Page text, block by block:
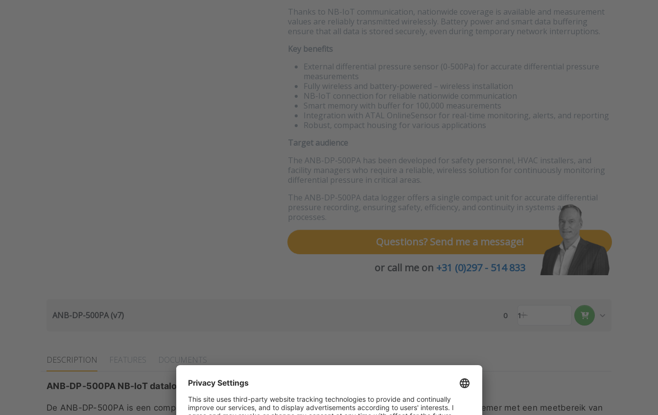
Thanks to NB-IoT communication, nationwide coverage is available and measurement
values ​​are reliably transmitted wirelessly. Battery power and smart data buffering
ensure that all data is stored securely, even during temporary network interruptions.
Key benefits
External differential pressure sensor (0-500Pa) for accurate differential pressure
measurements
Fully wireless and battery-powered – wireless installation
NB-IoT connection for reliable nationwide communication
Smart memory with buffer for 100,000 measurements
Integration with ATAL OnlineSensor for real-time monitoring, alerts, and reporting
Robust, compact housing for various applications
Target audience
The ANB-DP-500PA has been developed for safety personnel, HVAC installers, and
facility managers who require a reliable, wireless solution for continuously monitoring
differential pressure in critical areas.
The ANB-DP-500PA data logger offers a single compact unit for accurate differential
pressure recording, ensuring safety, efficiency, and continuity in systems and
processes.
Questions? Send me a message!
or call me on +31 (0)297 - 514 833
ANB-DP-500PA (v7) 0 1
DESCRIPTION FEATURES DOCUMENTS
ANB-DP-500PA NB-IoT datalogger met externe drukverschilopnemer (0-500Pa)
De ANB-DP-500PA is een compacte en betrouwbare datalogger uitgerust met een externe drukverschilopnemer met een meetbereik van